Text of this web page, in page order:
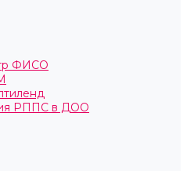
ФИСО
РППС в ДОО